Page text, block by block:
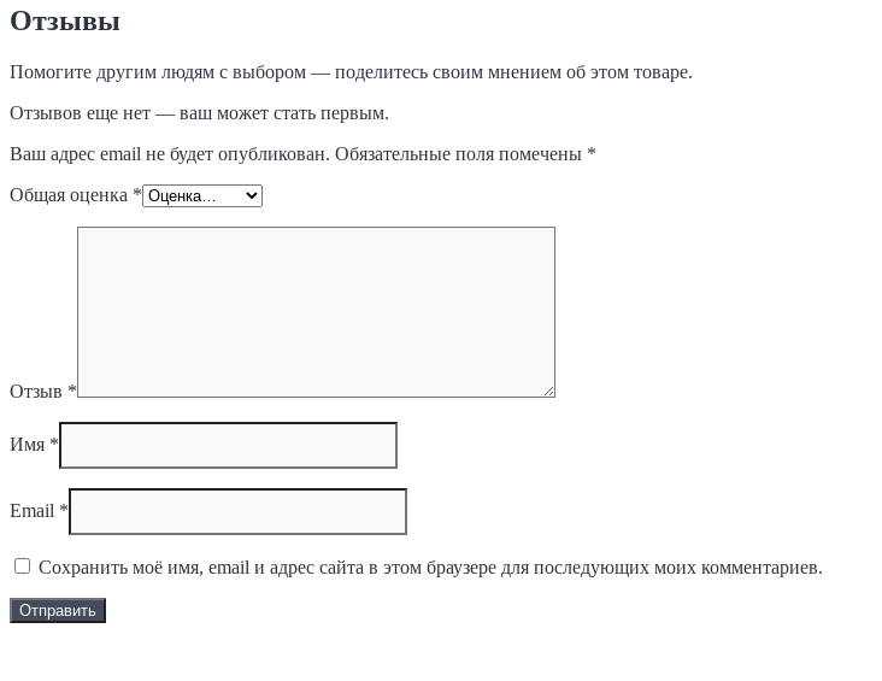
Отзывы
Помогите другим людям с выбором — поделитесь своим мнением об этом товаре.
Отзывов еще нет — ваш может стать первым.
Ваш адрес email не будет опубликован. Обязательные поля помечены *
Общая оценка *
Отзыв *
Имя *
Email *
Сохранить моё имя, email и адрес сайта в этом браузере для последующих моих комментариев.